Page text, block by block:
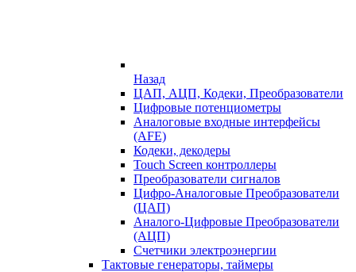
Назад
ЦАП, АЦП, Кодеки, Преобразователи
Цифровые потенциометры
Аналоговые входные интерфейсы
(AFE)
Кодеки, декодеры
Touch Screen контроллеры
Преобразователи сигналов
Цифро-Аналоговые Преобразователи
(ЦАП)
Аналого-Цифровые Преобразователи
(АЦП)
Счетчики электроэнергии
Тактовые генераторы, таймеры